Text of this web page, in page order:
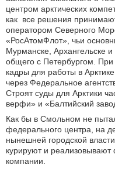
центром арктических
как все решения
оператором Северного
«РосАтомФлот», чьи
Мурманске, Архангельске
общего с Петербургом. При
кадры для работы в
через Федеральное
Строят суды для Арктики
верфи» и «Балтийский
Как бы в Смольном не
федерального центра, на
нынешней городской
курируют и реализовывают
компании.